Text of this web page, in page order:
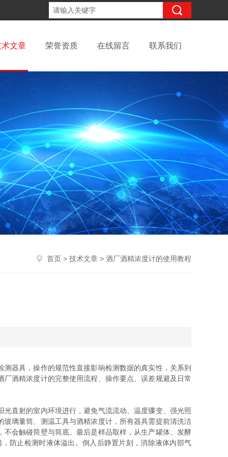
术文章 荣誉资质 在线留言 联系我们
首页 > 技术文章 > 酒厂酒精浓度计的使用教程
器具，操作的规范性直接影响检测数据的真实性，关系到
酒精浓度计的完整使用流程、操作要点、误差规避及日常
直射的室内环境进行，避免气流流动、温度骤变、强光照
璃量筒、测温工具与酒精浓度计，所有器具需提前清洗洁
会触碰筒壁与筒底。最后是样品取样，从生产罐体、发酵
防止检测时液体溢出。倒入后静置片刻，消除液体内部气